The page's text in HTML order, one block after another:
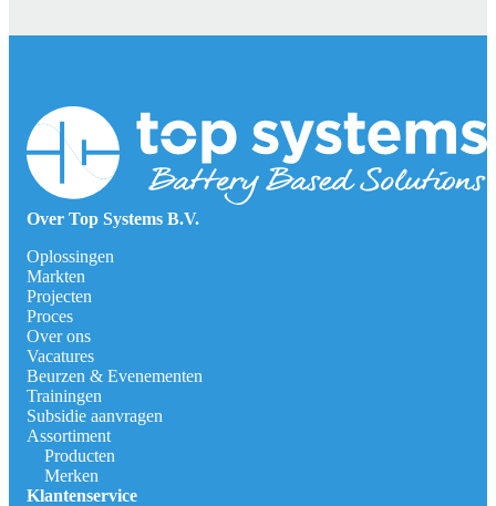
Over Top Systems B.V.
Oplossingen
Markten
Projecten
Proces
Over ons
Vacatures
Beurzen & Evenementen
Trainingen
Subsidie aanvragen
Assortiment
Producten
Merken
Klantenservice